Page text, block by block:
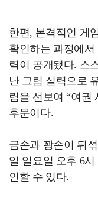
한편, 본격적인 게
확인하는 과정에
력이 공개됐다. 스
난 그림 실력으로
림을 선보여 “여권
후문이다.
금손과 꽝손이 뒤
일 일요일 오후 6시
인할 수 있다.